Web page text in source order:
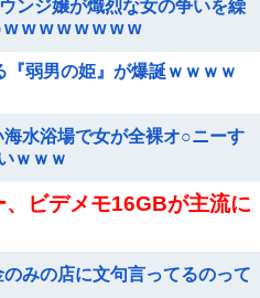
ンジ嬢が熾烈な女の争いを繰
w w w w w w w
『弱男の姫』が爆誕ｗｗｗｗ
水浴場で女が全裸オ○ニーす
ｗｗｗ
、ビデメモ16GBが主流に
みの店に文句言ってるのって